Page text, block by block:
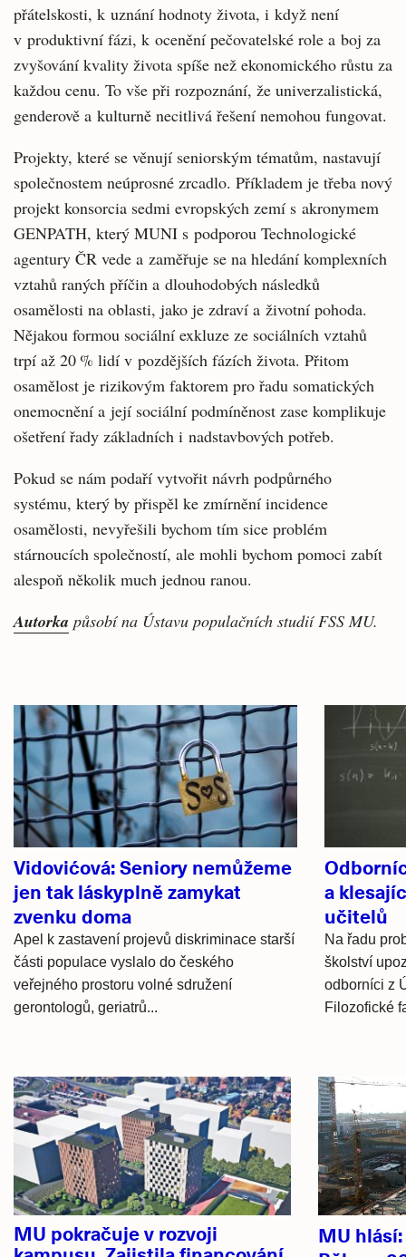
přátelskosti, k uznání hodnoty života, i když není
v produktivní fázi, k ocenění pečovatelské role a boj za
zvyšování kvality života spíše než ekonomického růstu za
každou cenu. To vše při rozpoznání, že univerzalistická,
genderově a kulturně necitlivá řešení nemohou fungovat.
Projekty, které se věnují seniorským tématům, nastavují
společnostem neúprosné zrcadlo. Příkladem je třeba nový
projekt konsorcia sedmi evropských zemí s akronymem
GENPATH, který MUNI s podporou Technologické
agentury ČR vede a zaměřuje se na hledání komplexních
vztahů raných příčin a dlouhodobých následků
osamělosti na oblasti, jako je zdraví a životní pohoda.
Nějakou formou sociální exkluze ze sociálních vztahů
trpí až 20 % lidí v pozdějších fázích života. Přitom
osamělost je rizikovým faktorem pro řadu somatických
onemocnění a její sociální podmíněnost zase komplikuje
ošetření řady základních i nadstavbových potřeb.
Pokud se nám podaří vytvořit návrh podpůrného
systému, který by přispěl ke zmírnění incidence
osamělosti, nevyřešili bychom tím sice problém
stárnoucích společností, ale mohli bychom pomoci zabít
alespoň několik much jednou ranou.
Autorka působí na Ústavu populačních studií FSS MU.
Související
články
Vidovićová: Seniory nemůžeme
jen tak láskyplně zamykat
zvenku doma
Apel k zastavení projevů diskriminace starší
části populace vyslalo do českého
veřejného prostoru volné sdružení
gerontologů, geriatrů...
a
učitelů
Na řadu
školství
odborníci z
Filozofické
Hlavní
novinky
MU pokračuje v rozvoji
MU